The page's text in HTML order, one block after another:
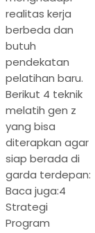
realitas kerja
berbeda dan
butuh
pendekatan
pelatihan baru.
Berikut 4 teknik
melatih gen z
yang bisa
diterapkan agar
siap berada di
garda terdepan:
Baca juga:4
Strategi
Program